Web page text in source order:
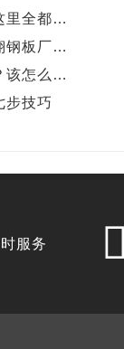
里全都…
钢板厂…
该怎么…
步技巧
服务 